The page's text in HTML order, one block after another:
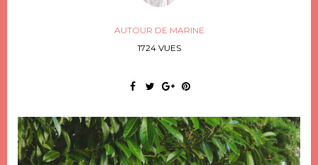
AUTOUR DE MARINE
1724 VUES